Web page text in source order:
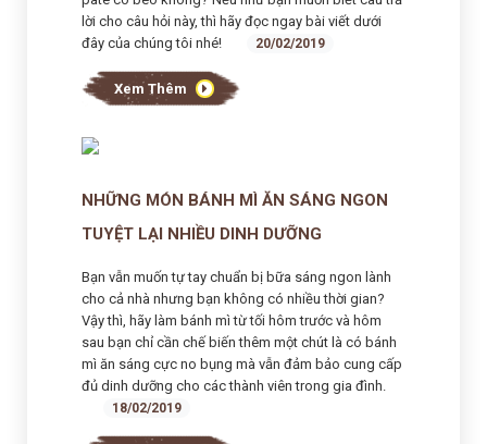
lời cho câu hỏi này, thì hãy đọc ngay bài viết dưới
đây của chúng tôi nhé!
20/02/2019
Xem Thêm
NHỮNG MÓN BÁNH MÌ ĂN SÁNG NGON
TUYỆT LẠI NHIỀU DINH DƯỠNG
Bạn vẫn muốn tự tay chuẩn bị bữa sáng ngon lành
cho cả nhà nhưng bạn không có nhiều thời gian?
Vậy thì, hãy làm bánh mì từ tối hôm trước và hôm
sau bạn chỉ cần chế biến thêm một chút là có bánh
mì ăn sáng cực no bụng mà vẫn đảm bảo cung cấp
đủ dinh dưỡng cho các thành viên trong gia đình.
18/02/2019